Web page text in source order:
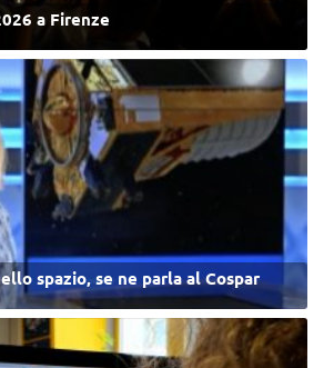
a Firenze
spazio, se ne parla al Cospar